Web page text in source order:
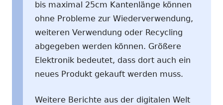
bis maximal 25cm Kantenlänge können
ohne Probleme zur Wiederverwendung,
weiteren Verwendung oder Recycling
abgegeben werden können. Größere
Elektronik bedeutet, dass dort auch ein
neues Produkt gekauft werden muss.
Weitere Berichte aus der digitalen Welt